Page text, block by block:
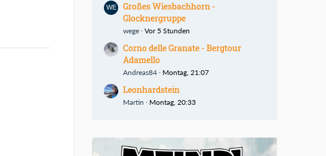
Großes Wiesbachhorn -
Glocknergruppe
wege Vor 5 Stunden
Corno delle Granate - Bergtour
Adamello
Andreas84 Montag, 21:07
Leonhardstein
Martin Montag, 20:33